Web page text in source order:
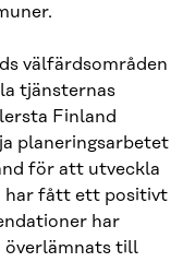
välfärdsområden
tjänsternas
Finland
planeringsarbetet
för att utveckla
har fått ett positivt
har
överlämnats till